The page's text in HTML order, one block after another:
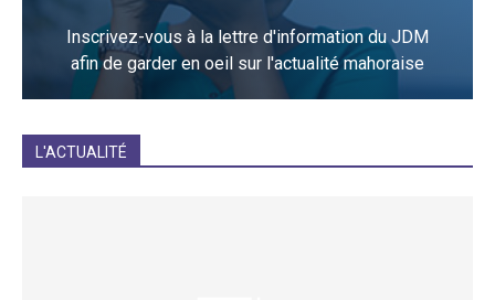
Inscrivez-vous à la lettre d'information du JDM
afin de garder en oeil sur l'actualité mahoraise
L'ACTUALITÉ